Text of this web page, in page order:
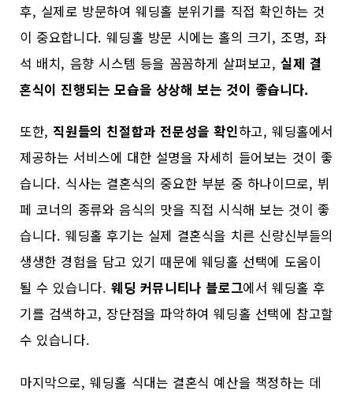
후, 실제로 방문하여 웨딩홀 분위기를 직접 확인하는 것
이 중요합니다. 웨딩홀 방문 시에는 홀의 크기, 조명, 좌
석 배치, 음향 시스템 등을 꼼꼼하게 살펴보고,실제 결
혼식이 진행되는 모습을 상상해 보는 것이 좋습니다.
또한, 직원들의 친절함과 전문성을 확인하고, 웨딩홀에서
제공하는 서비스에 대한 설명을 자세히 들어보는 것이 좋
습니다. 식사는 결혼식의 중요한 부분 중 하나이므로, 뷔
페 코너의 종류와 음식의 맛을 직접 시식해 보는 것이 좋
습니다. 웨딩홀 후기는 실제 결혼식을 치른 신랑신부들의
생생한 경험을 담고 있기 때문에 웨딩홀 선택에 도움이
될 수 있습니다. 웨딩 커뮤니티나 블로그에서 웨딩홀 후
기를 검색하고, 장단점을 파악하여 웨딩홀 선택에 참고할
수 있습니다.
마지막으로, 웨딩홀 식대는 결혼식 예산을 책정하는 데